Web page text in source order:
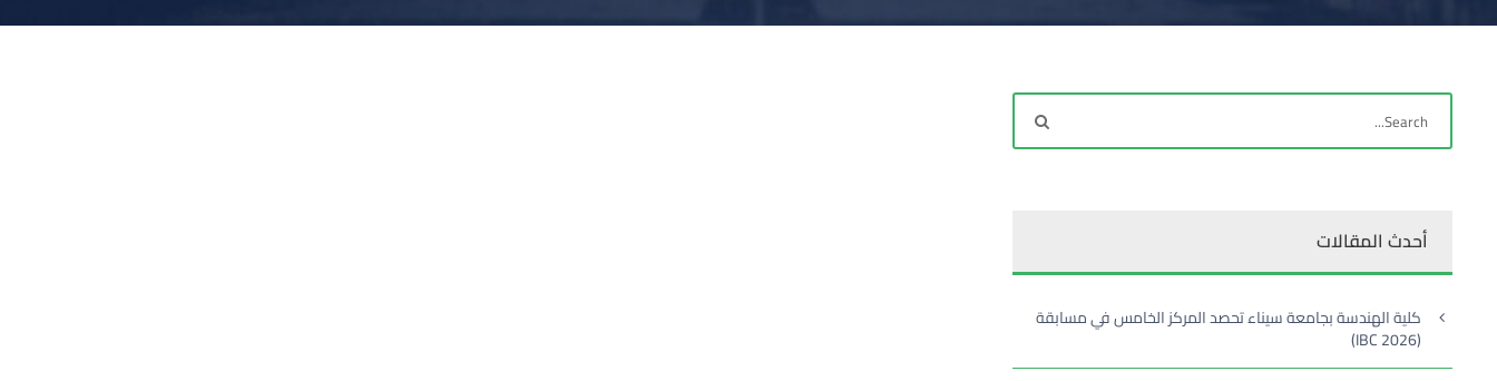
أحدث المقالات
كلية الهندسة بجامعة سيناء تحصد المركز الخامس في مسابقة
(IBC 2026)